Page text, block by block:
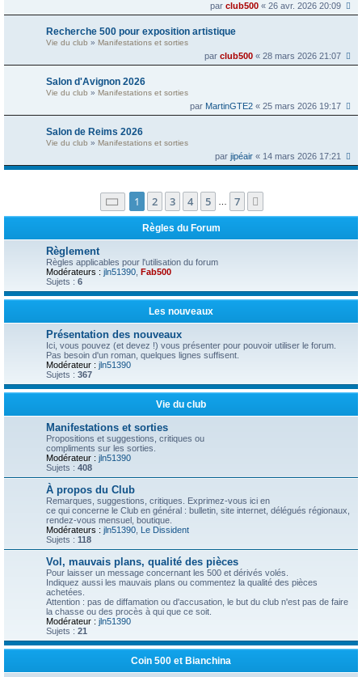
parclub500 « 26 avr. 2026 20:09
Recherche 500 pour exposition artistique
Vie du club » Manifestations et sorties
parclub500 « 28 mars 2026 21:07
Salon d'Avignon 2026
Vie du club » Manifestations et sorties
par MartinGTE2 « 25 mars 2026 19:17
Salon de Reims 2026
Vie du club » Manifestations et sorties
parjipéair « 14 mars 2026 17:21
Page 1sur7
1 2 3 4 5 7
Règles du Forum
Règlement
Règles applicables pour l'utilisation du forum
Modérateurs : jln51390 Fab500
Sujets : 6
Les nouveaux
Présentation des nouveaux
Ici, vous pouvez (et devez !) vous présenter pour pouvoir utiliser le forum.
Pas besoin d'un roman, quelques lignes suffisent.
Modérateur : jln51390
Sujets : 367
Vie du club
Manifestations et sorties
Propositions et suggestions, critiques ou
compliments sur les sorties.
Modérateur : jln51390
Sujets : 408
À propos du Club
Remarques, suggestions, critiques. Exprimez-vous ici en
ce qui concerne le Club en général : bulletin, site internet, délégués régionaux,
rendez-vous mensuel, boutique.
Modérateurs : jln51390 Le Dissident
Sujets : 118
Vol, mauvais plans, qualité des pièces
Pour laisser un message concernant les 500 et dérivés volés.
Indiquez aussi les mauvais plans ou commentez la qualité des pièces
achetées.
Attention : pas de diffamation ou d'accusation, le but du club n'est pas de faire
la chasse ou des procès à qui que ce soit.
Modérateur : jln51390
Sujets : 21
Coin 500 et Bianchina